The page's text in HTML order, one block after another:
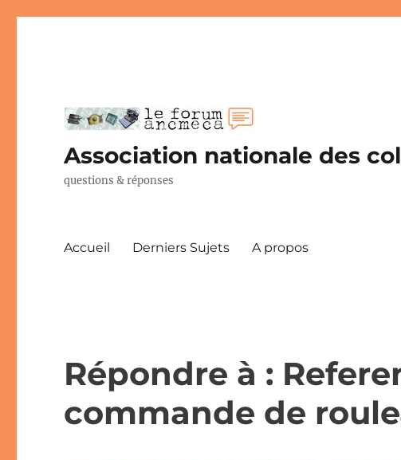
Association nationale des
questions & réponses
Accueil Derniers Sujets A propos
Répondre à :
commande de